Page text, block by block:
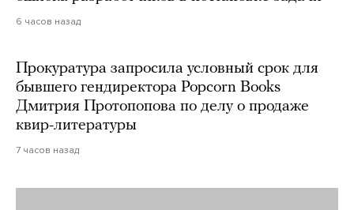
6 часов назад
Прокуратура запросила условный срок для
бывшего гендиректора Popcorn Books
Дмитрия Протопопова по делу о продаже
квир-литературы
7 часов назад